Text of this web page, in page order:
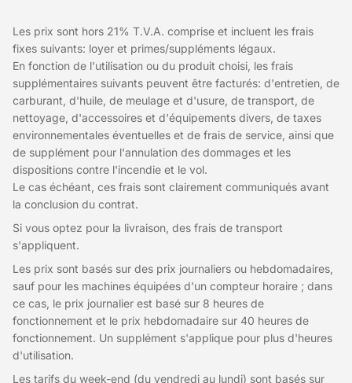
Les prix sont hors 21% T.V.A. comprise et incluent les frais
fixes suivants: loyer et primes/suppléments légaux.
En fonction de l'utilisation ou du produit choisi, les frais
supplémentaires suivants peuvent être facturés: d'entretien, de
carburant, d'huile, de meulage et d'usure, de transport, de
nettoyage, d'accessoires et d'équipements divers, de taxes
environnementales éventuelles et de frais de service, ainsi que
de supplément pour l'annulation des dommages et les
dispositions contre l'incendie et le vol.
Le cas échéant, ces frais sont clairement communiqués avant
la conclusion du contrat.
Si vous optez pour la livraison, des frais de transport
s'appliquent.
Les prix sont basés sur des prix journaliers ou hebdomadaires,
sauf pour les machines équipées d'un compteur horaire ; dans
ce cas, le prix journalier est basé sur 8 heures de
fonctionnement et le prix hebdomadaire sur 40 heures de
fonctionnement. Un supplément s'applique pour plus d'heures
d'utilisation.
Les tarifs du week-end (du vendredi au lundi) sont basés sur